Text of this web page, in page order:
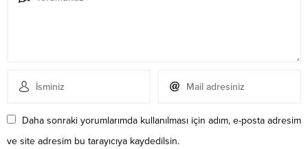
Daha sonraki yorumlarımda kullanılması için adım, e-posta adresim
ve site adresim bu tarayıcıya kaydedilsin.